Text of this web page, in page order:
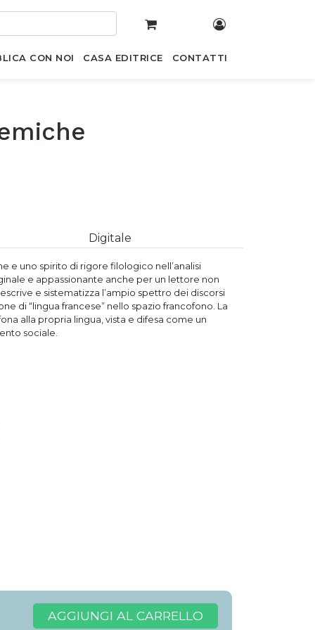
CON NOI CASA EDITRICE CONTATTI
Digitale
e uno spirito di rigore filologico nell’analisi
e appassionante anche per un lettore non
e sistematizza l’ampio spettro dei discorsi
di “lingua francese” nello spazio francofono. La
alla propria lingua, vista e difesa come un
sociale.
AGGIUNGI AL CARRELLO